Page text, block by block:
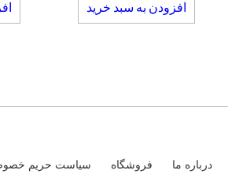
افزودن به سبد خرید
درباره ما فروشگاه سیاست حریم